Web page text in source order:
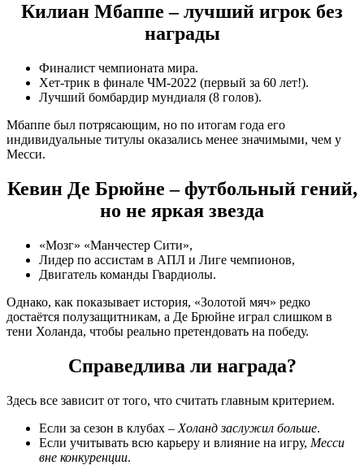
Килиан Мбаппе – лучший игрок без
награды
Финалист чемпионата мира.
Хет-трик в финале ЧМ-2022 (первый за 60 лет!).
Лучший бомбардир мундиаля (8 голов).
Мбаппе был потрясающим, но по итогам года его
индивидуальные титулы оказались менее значимыми, чем у
Месси.
Кевин Де Брюйне – футбольный гений,
но не яркая звезда
«Мозг» «Манчестер Сити»,
Лидер по ассистам в АПЛ и Лиге чемпионов,
Двигатель команды Гвардиолы.
Однако, как показывает история, «Золотой мяч» редко
достаётся полузащитникам, а Де Брюйне играл слишком в
тени Холанда, чтобы реально претендовать на победу.
Справедлива ли награда?
Здесь все зависит от того, что считать главным критерием.
Если за сезон в клубах – Холанд заслужил больше.
Если учитывать всю карьеру и влияние на игру, Месси
вне конкуренции.